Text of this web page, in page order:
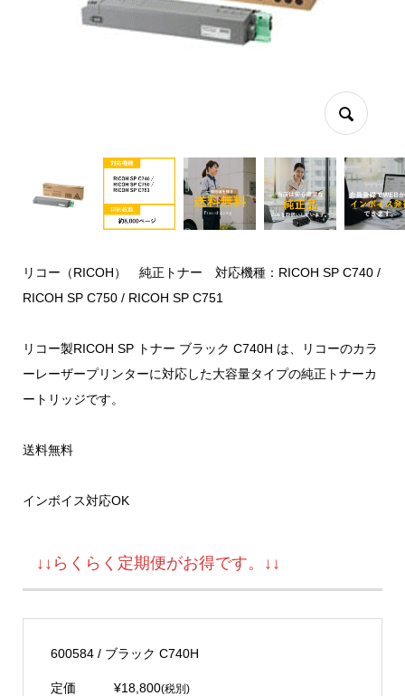
リコー（RICOH） 純正トナー 対応機種：RICOH SP C740 /
RICOH SP C750 / RICOH SP C751
リコー製RICOH SP トナー ブラック C740H は、リコーのカラ
ーレーザープリンターに対応した大容量タイプの純正トナーカ
ートリッジです。
送料無料
インボイス対応OK
↓↓らくらく定期便がお得です。↓↓
600584 / ブラック C740H
定価 ¥18,800(税別)